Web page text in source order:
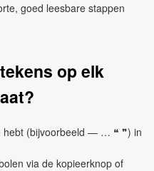
goed leesbare stappen
op elk
hebt (bijvoorbeeld — … ❝ ❞) in
via de kopieerknop of